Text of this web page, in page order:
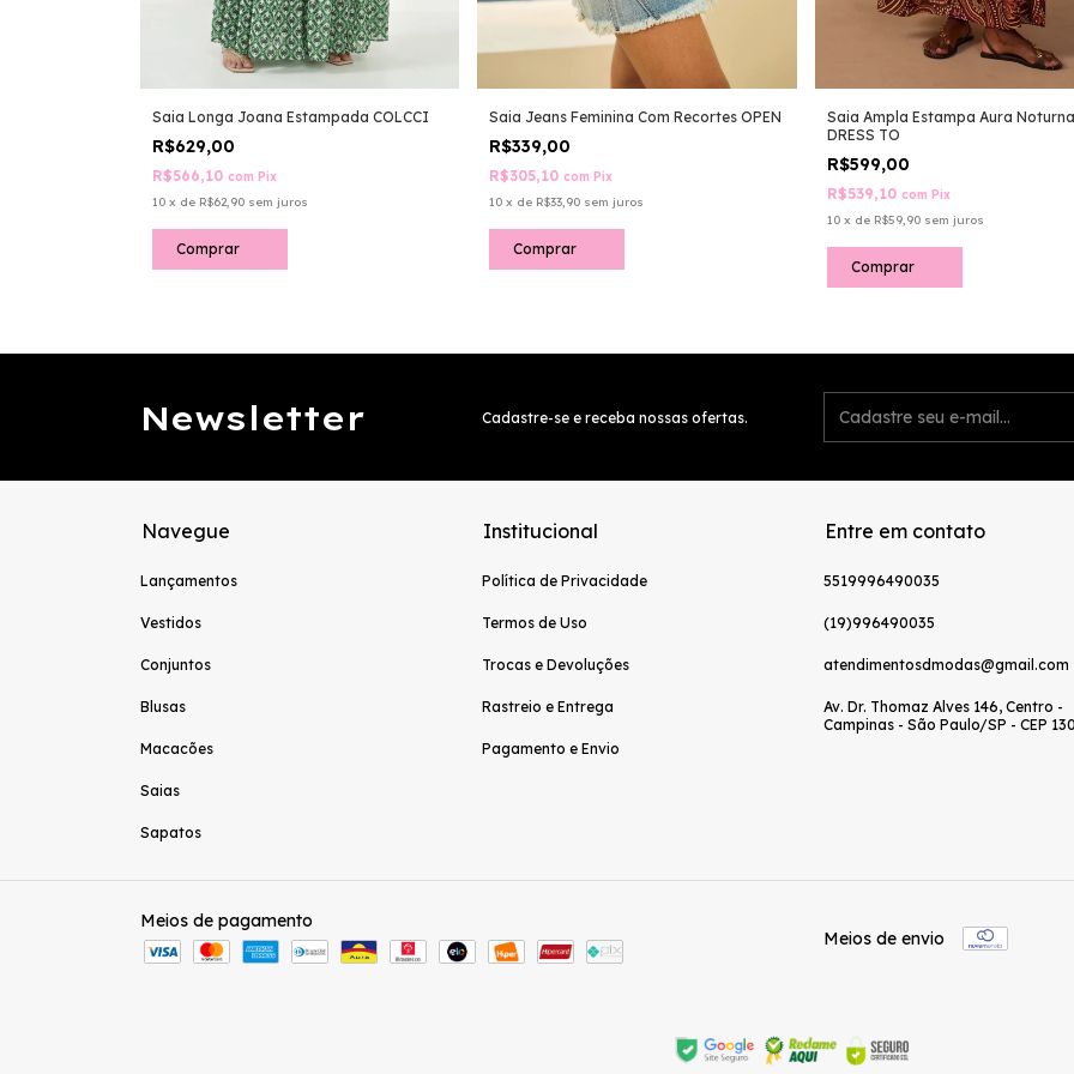
Saia Longa Joana Estampada COLCCI
R$629,00
R$566,10 com Pix
10 x de R$62,90 sem juros
Comprar
Saia Jeans Feminina Com Recortes OPEN
R$339,00
R$305,10com Pix
10 x de R$33,90 sem juros
Comprar
Saia Ampla Estampa Aura Noturna
DRESS TO
R$599,00
R$539,10 com Pix
10 x de R$59,90 sem juros
Comprar
Newsletter Cadastre-se e receba nossas ofertas.
Navegue
Lançamentos
Vestidos
Conjuntos
Blusas
Macacões
Saias
Sapatos
Institucional
Política de Privacidade
Termos de Uso
Trocas e Devoluções
Rastreio e Entrega
Pagamento e Envio
Entre em contato
5519996490035
(19)996490035
atendimentosdmodas@gmail.com
Av. Dr. Thomaz Alves 146, Centro -
Campinas - São Paulo/SP - CEP
Meios de pagamento
Meios de envio